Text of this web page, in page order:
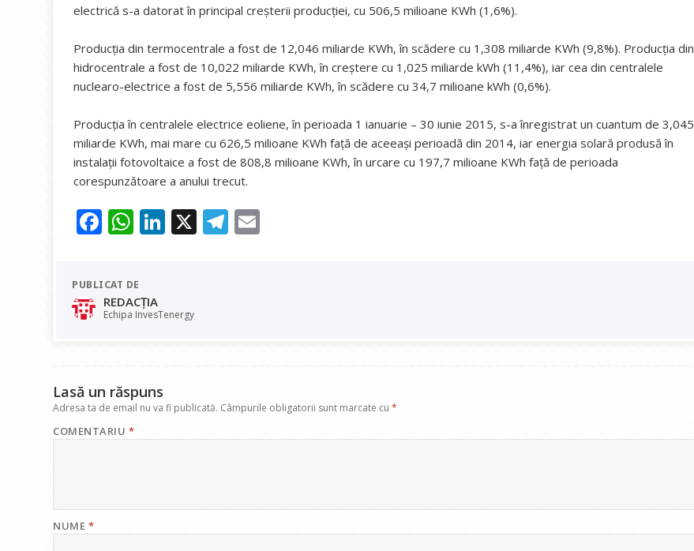
electrică s-a datorat în principal creşterii producţiei, cu 506,5 milioane KWh (1,6%).
Producţia din termocentrale a fost de 12,046 miliarde KWh, în scădere cu 1,308 miliarde KWh (9,8%). Producţia din
hidrocentrale a fost de 10,022 miliarde KWh, în creştere cu 1,025 miliarde kWh (11,4%), iar cea din centralele
nuclearo-electrice a fost de 5,556 miliarde KWh, în scădere cu 34,7 milioane kWh (0,6%).
Producţia în centralele electrice eoliene, în perioada 1 ianuarie – 30 iunie 2015, s-a înregistrat un cuantum de 3,045
miliarde KWh, mai mare cu 626,5 milioane KWh faţă de aceeaşi perioadă din 2014, iar energia solară produsă în
instalaţii fotovoltaice a fost de 808,8 milioane KWh, în urcare cu 197,7 milioane KWh faţă de perioada
corespunzătoare a anului trecut.
F
e
b
o
W
at
s
A
Li
dI
X T
PUBLICAT DE
REDACȚIA
Echipa InvesTenergy
Lasă un răspuns
Adresa ta de email nu va fi publicată. Câmpurile obligatorii sunt marcate cu*
COMENTARIU *
NUME *